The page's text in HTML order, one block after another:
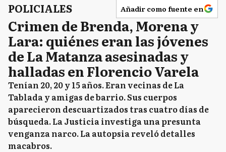
POLICIALES Añadir como fuente en
Crimen de Brenda, Morena y
Lara: quiénes eran las jóvenes
de La Matanza asesinadas y
halladas en Florencio Varela
Tenían 20, 20 y 15 años. Eran vecinas de La
Tablada y amigas de barrio. Sus cuerpos
aparecieron descuartizados tras cuatro días de
búsqueda. La Justicia investiga una presunta
venganza narco. La autopsia reveló detalles
macabros.